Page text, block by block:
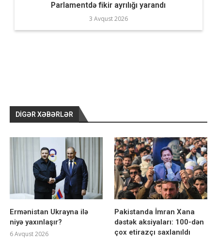
Parlamentdə fikir ayrılığı yarandı
3 Avqust 2026
DIGƏR XƏBƏRLƏR
Ermənistan Ukrayna ilə
niyə yaxınlaşır?
6 Avqust 2026
Pakistanda İmran Xana
dəstək aksiyaları: 100-dən
çox etirazçı saxlanıldı